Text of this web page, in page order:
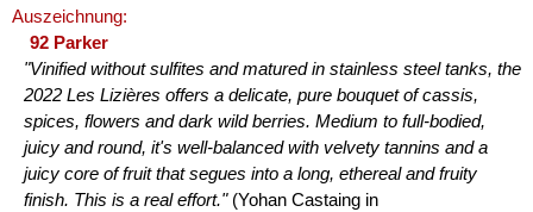
Auszeichnung:
92 Parker
"Vinified without sulfites and matured in stainless steel tanks, the
2022 Les Lizières offers a delicate, pure bouquet of cassis,
spices, flowers and dark wild berries. Medium to full-bodied,
juicy and round, it's well-balanced with velvety tannins and a
juicy core of fruit that segues into a long, ethereal and fruity
finish. This is a real effort."(Yohan Castaing in